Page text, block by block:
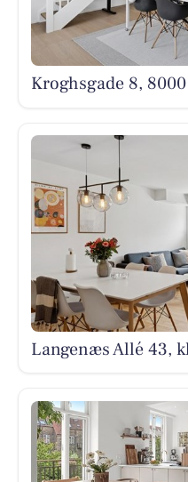
Kroghsgade 8,
Langenæs Allé 43,